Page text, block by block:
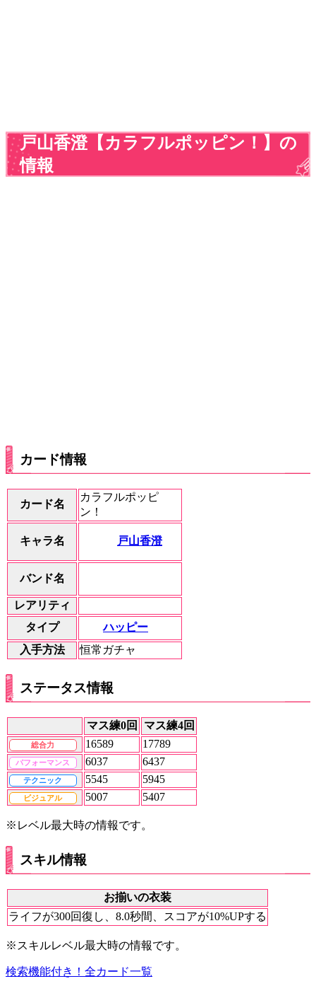
戸山香澄【カラフルポッピン！】の
情報
カード情報
カード名
カラフルポッピ
ン！
キャラ名 戸山香澄
バンド名
レアリティ
タイプ
ハッピー
入手方法
恒常ガチャ
ステータス情報
マス練0回 マス練4回
総合力 16589 17789
パフォーマンス 6037 6437
テクニック 5545 5945
ビジュアル 5007 5407
※レベル最大時の情報です。
スキル情報
お揃いの衣装
ライフが300回復し、8.0秒間、スコアが10%UPする
※スキルレベル最大時の情報です。
検索機能付き！全カード一覧